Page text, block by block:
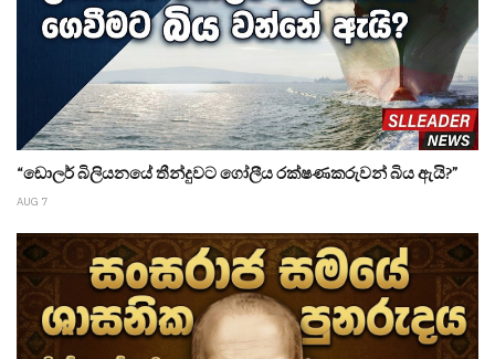
“ඩොලර් බිලියනයේ තීන්දුවට ගෝලීය රක්ෂණකරුවන් බිය ඇයි?”
AUG 7